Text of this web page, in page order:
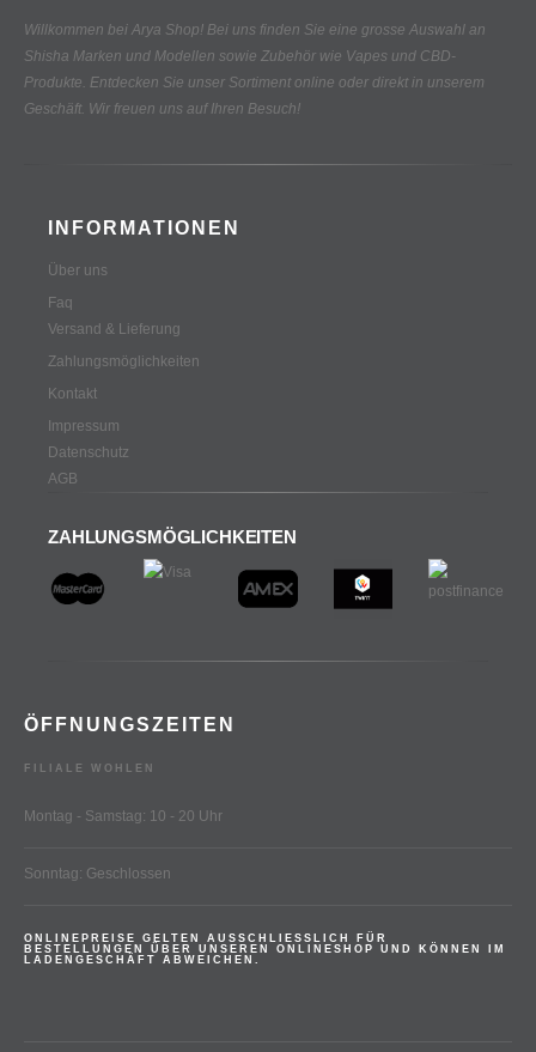
Willkommen bei Arya Shop! Bei uns finden Sie eine grosse Auswahl an
Shisha Marken und Modellen sowie Zubehör wie Vapes und CBD-
Produkte. Entdecken Sie unser Sortiment online oder direkt in unserem
Geschäft. Wir freuen uns auf Ihren Besuch!
INFORMATIONEN
Über uns
Faq
Versand & Lieferung
Zahlungsmöglichkeiten
Kontakt
Impressum
Datenschutz
AGB
ZAHLUNGSMÖGLICHKEITEN
ÖFFNUNGSZEITEN
FILIALE WOHLEN
Montag - Samstag: 10 - 20 Uhr
Sonntag: Geschlossen
ONLINEPREISE GELTEN AUSSCHLIESSLICH FÜR
BESTELLUNGEN ÜBER UNSEREN ONLINESHOP UND KÖNNEN IM
LADENGESCHÄFT ABWEICHEN.